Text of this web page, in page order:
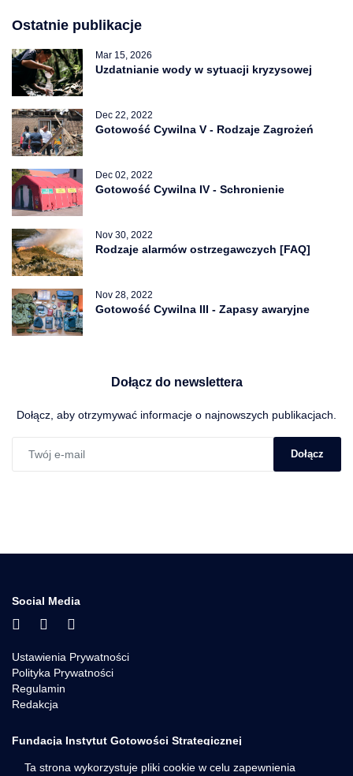
Ostatnie publikacje
Mar 15, 2026
Uzdatnianie wody w sytuacji kryzysowej
Dec 22, 2022
Gotowość Cywilna V - Rodzaje Zagrożeń
Dec 02, 2022
Gotowość Cywilna IV - Schronienie
Nov 30, 2022
Rodzaje alarmów ostrzegawczych [FAQ]
Nov 28, 2022
Gotowość Cywilna III - Zapasy awaryjne
Dołącz do newslettera
Dołącz, aby otrzymywać informacje o najnowszych publikacjach.
Dołącz
Social Media
Ustawienia Prywatności
Polityka Prywatności
Regulamin
Redakcja
Fundacja Instytut Gotowości Strategicznej
REGON: 523069656
Ta strona wykorzystuje pliki cookie w celu zapewnienia